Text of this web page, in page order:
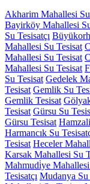
Akharim Mahallesi
Bayirköy Mahallesi
Su Tesisatçı
Mahallesi Su Tesisat
Mahallesi Su Tesisat
Mahallesi Su Tesisat
Su Tesisat Gedelek
Tesisat Gemlik Su
Gemlik Tesisat
Tesisat Gürsu Su
Gürsu Tesisat
Harmancık Su
Tesisat Heceler
Karsak Mahallesi Su
Mahmudi̇ye Mahallesi
Tesisatçı Mudanya Su